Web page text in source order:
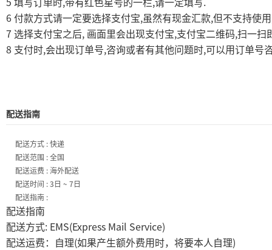
填写订单时 带有红色星号的一栏 请一定填写
6 付款方式请一定要选择支付宝,虽然有现金汇款,但不支持使用
7 选择支付宝之后, 画面里会出现支付宝,支付宝二维码,扫一扫
8 支付时,会出现订单号,咨询或者有其他问题时,可以用订单号
配送指南
配送方式 : 快递
配送范围 : 全国
配送运费 : 海外配送
配送时间 : 3日 ~ 7日
配送指南 :
配送指南
配送方式: EMS(Express Mail Service)
配送运费：自理(如果产生额外费用时，将要本人自理)